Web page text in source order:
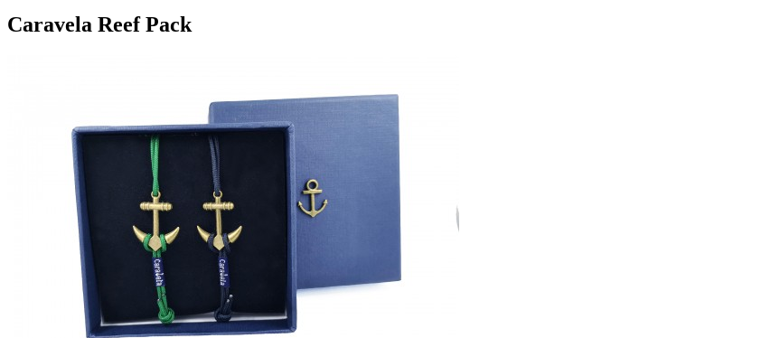
Caravela Reef Pack